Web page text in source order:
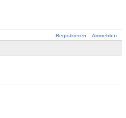
Registrieren Anmelden